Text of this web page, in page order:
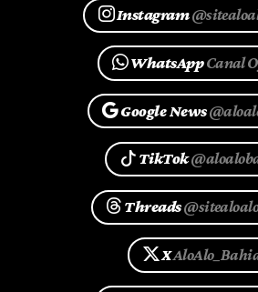
Instagram
WhatsAppCanal
Google News
TikTok
Threads
X